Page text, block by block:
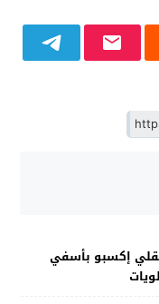
إكسبو بأسفي